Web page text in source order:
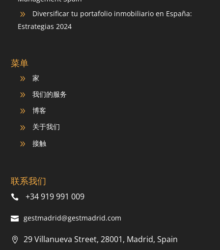
9
Diversificar tu portafolio inmobiliario en España:
Estrategias 2024
菜单
9 家
9 我们的服务
9 博客
9 关于我们
9 接触
联系我们
+34 919 991 009
gestmadrid@gestmadrid.com
29 Villanueva Street, 28001, Madrid, Spain